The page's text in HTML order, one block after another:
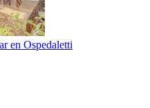
en Ospedaletti